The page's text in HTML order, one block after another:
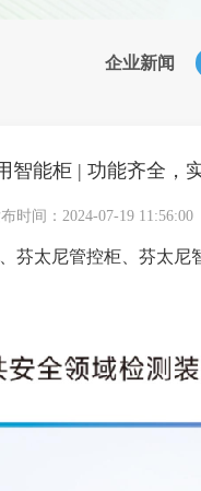
企业新闻
智能柜 | 功能齐全，
时间：2024-07-19 11:56:00
芬太尼管控柜、芬太尼